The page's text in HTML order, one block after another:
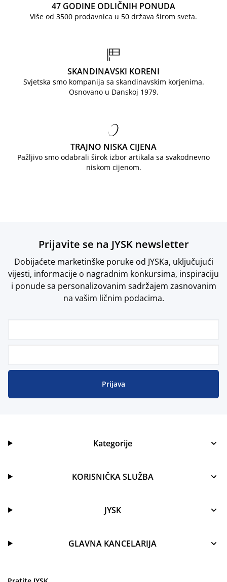
47 GODINE ODLIČNIH PONUDA
Više od 3500 prodavnica u 50 država širom sveta.
SKANDINAVSKI KORENI
Svjetska smo kompanija sa skandinavskim korjenima.
Osnovano u Danskoj 1979.
TRAJNO NISKA CIJENA
Pažljivo smo odabrali širok izbor artikala sa svakodnevno
niskom cijenom.
Prijavite se na JYSK newsletter
Dobijaćete marketinške poruke od JYSKa, uključujući
vijesti, informacije o nagradnim konkursima, inspiraciju
i ponude sa personalizovanim sadržajem zasnovanim
na vašim ličnim podacima.
Prijava
Kategorije
KORISNIČKA SLUŽBA
JYSK
GLAVNA KANCELARIJA